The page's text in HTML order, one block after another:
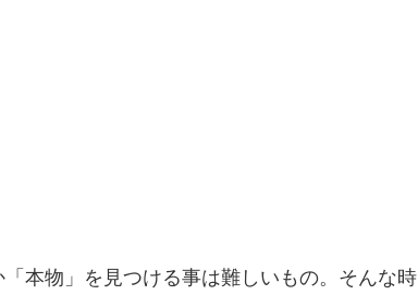
本物」を見つける事は難しいもの。そんな時